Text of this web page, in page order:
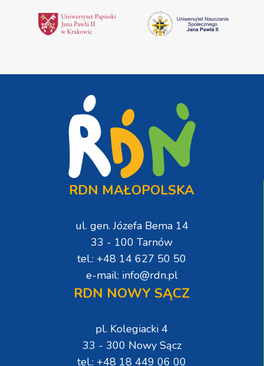
RDN MAŁOPOLSKA
ul. gen. Józefa Bema 14
33 - 100 Tarnów
tel.: +48 14 627 50 50
e-mail: info@rdn.pl
RDN NOWY SĄCZ
pl. Kolegiacki 4
33 - 300 Nowy Sącz
tel.: +48 18 449 06 00